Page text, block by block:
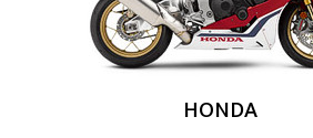
HONDA